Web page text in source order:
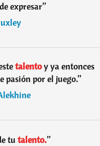
expresar”
talentoy ya entonces
pasión por el juego.”
tu talento.”